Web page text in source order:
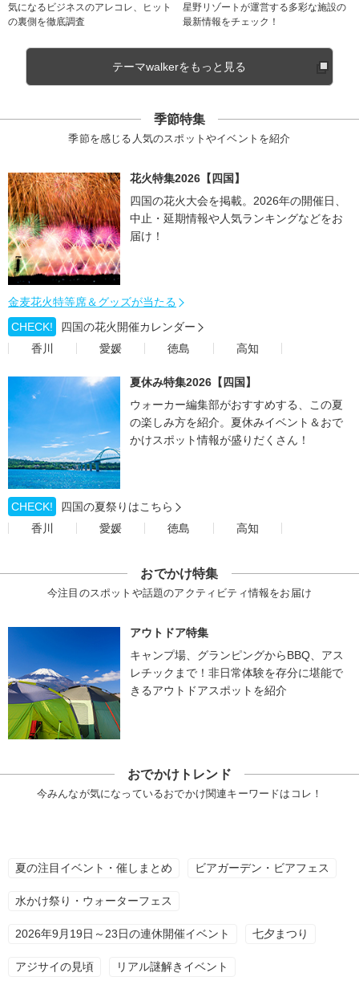
気になるビジネスのアレコレ、ヒット
の裏側を徹底調査
星野リゾートが運営する多彩な施設の
最新情報をチェック！
テーマwalkerをもっと見る
季節特集
季節を感じる人気のスポットやイベントを紹介
花火特集2026【四国】
四国の花火大会を掲載。2026年の開催日、
中止・延期情報や人気ランキングなどをお
届け！
金麦花火特等席＆グッズが当たる
CHECK!
四国の花火開催カレンダー
香川
愛媛 徳島 高知
夏休み特集2026【四国】
ウォーカー編集部がおすすめする、この夏
の楽しみ方を紹介。夏休みイベント＆おで
かけスポット情報が盛りだくさん！
CHECK!
四国の夏祭りはこちら
香川
愛媛 徳島 高知
おでかけ特集
今注目のスポットや話題のアクティビティ情報をお届け
アウトドア特集
キャンプ場、グランピングからBBQ、アス
レチックまで！非日常体験を存分に堪能で
きるアウトドアスポットを紹介
おでかけトレンド
今みんなが気になっているおでかけ関連キーワードはコレ！
夏の注目イベント・催しまとめ ビアガーデン・ビアフェス
水かけ祭り・ウォーターフェス
2026年9月19日～23日の連休開催イベント 七夕まつり
アジサイの見頃 リアル謎解きイベント